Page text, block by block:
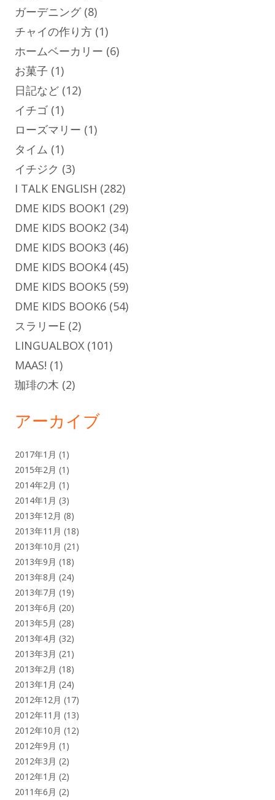
ガーデニング(8)
チャイの作り方 (1)
ホームベーカリー (6)
お菓子 (1)
日記など (12)
イチゴ (1)
ローズマリー (1)
タイム (1)
イチジク (3)
I TALK ENGLISH (282)
DME KIDS BOOK1 (29)
DME KIDS BOOK2 (34)
DME KIDS BOOK3 (46)
DME KIDS BOOK4(45)
DME KIDS BOOK5 (59)
DME KIDS BOOK6 (54)
スラリーE (2)
LINGUALBOX (101)
MAAS! (1)
珈琲の木 (2)
アーカイブ
2017年1月 (1)
2015年2月 (1)
2014年2月 (1)
2014年1月 (3)
2013年12月 (8)
2013年11月 (18)
2013年10月 (21)
2013年9月 (18)
2013年8月 (24)
2013年7月 (19)
2013年6月 (20)
2013年5月 (28)
2013年4月 (32)
2013年3月 (21)
2013年2月 (18)
2013年1月 (24)
2012年12月 (17)
2012年11月 (13)
2012年10月 (12)
2012年9月 (1)
2012年3月 (2)
2012年1月 (2)
2011年6月 (2)